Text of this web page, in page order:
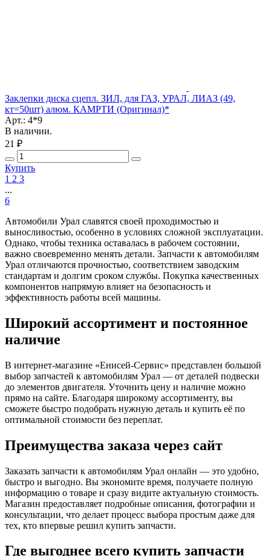
Заклепки диска сцепл. ЗИЛ, для ГАЗ, УРАЛ, ЛИАЗ (49,
кт=50шт) алюм. КАМРТИ (Оригинал)*
Арт.: 4*9
В наличии.
21 ₽
Купить
1 2 3
...
6
Автомобили Урал славятся своей проходимостью и
выносливостью, особенно в условиях сложной эксплуатации.
Однако, чтобы техника оставалась в рабочем состоянии,
важно своевременно менять детали. Запчасти к автомобилям
Урал отличаются прочностью, соответствием заводским
стандартам и долгим сроком службы. Покупка качественных
компонентов напрямую влияет на безопасность и
эффективность работы всей машины.
Широкий ассортимент и постоянное
наличие
В интернет-магазине «Енисей-Сервис» представлен большой
выбор запчастей к автомобилям Урал — от деталей подвески
до элементов двигателя. Уточнить цену и наличие можно
прямо на сайте. Благодаря широкому ассортименту, вы
сможете быстро подобрать нужную деталь и купить её по
оптимальной стоимости без переплат.
Преимущества заказа через сайт
Заказать запчасти к автомобилям Урал онлайн — это удобно,
быстро и выгодно. Вы экономите время, получаете полную
информацию о товаре и сразу видите актуальную стоимость.
Магазин предоставляет подробные описания, фотографии и
консультации, что делает процесс выбора простым даже для
тех, кто впервые решил купить запчасти.
Где выгоднее всего купить запчасти